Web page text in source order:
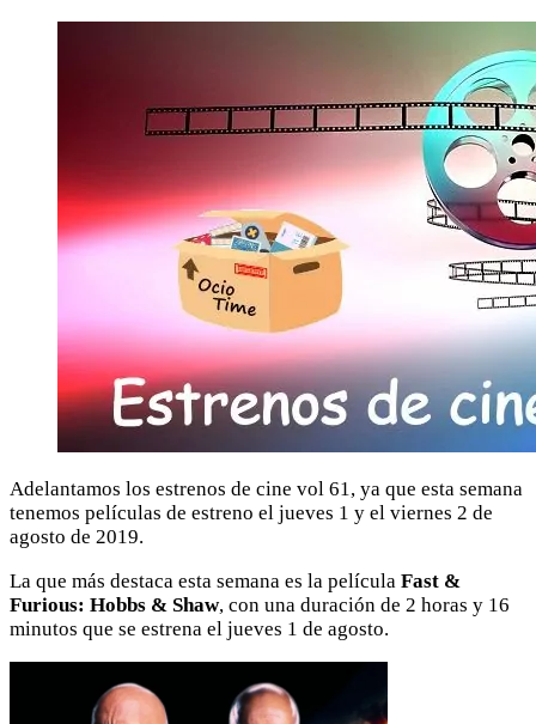
Adelantamos los estrenos de cine vol 61, ya que esta semana
tenemos películas de estreno el jueves 1 y el viernes 2 de
agosto de 2019.
La que más destaca esta semana es la película Fast &
Furious: Hobbs & Shaw, con una duración de 2 horas y 16
minutos que se estrena el jueves 1 de agosto.